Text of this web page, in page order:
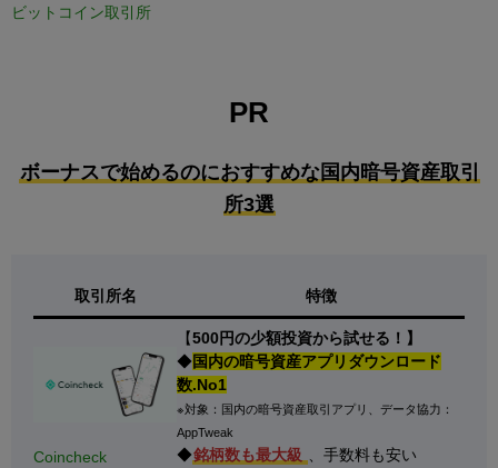
ビットコイン取引所
PR
ボーナスで始めるのにおすすめな国内暗号資産取引
所3選
取引所名 特徴
Coincheck
【500円の少額投資から試せる！】
◆国内の暗号資産アプリダウンロード
数.No1
※対象：国内の暗号資産取引アプリ、データ協力：
AppTweak
◆銘柄数も最大級
、手数料も安い